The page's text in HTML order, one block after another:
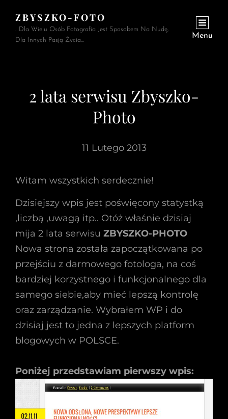
ZBYSZKO-FOTO
…Dla Wielu Osób Fotografia Jest Sposobem Na Nudę,
Dla Innych Pasją Życia…
Menu
2 lata serwisu Zbyszko-
Photo
11 Lutego 2013
Witam wszystkich serdecznie!
Dzisiejszy wpis jest poświęcony statystką
,liczbą ,uwagą itp.. Otóż właśnie dzisiaj
mija 2 lata serwisu ZBYSZKO-PHOTO
Nowa strona została zapoczątkowana po
przejściu z darmowego fotologa, na coś
bardziej korzystnego i funkcjonalnego dla
samego siebie,aby mieć lepszą kontrolę
oraz zarządzanie. Wybrałem WP i do
dzisiaj jest to jedna z lepszych platform
blogowych w POLSCE.
Poniżej przedstawiam pierwszy wpis: